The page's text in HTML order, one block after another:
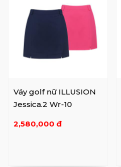
Váy golf nữ ILLUSION
Jessica.2 Wr-10
2,580,000 đ